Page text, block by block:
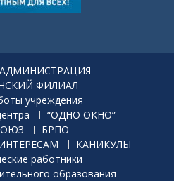
АДМИНИСТРАЦИЯ
ФИЛИАЛ
учреждения
“ОДНО ОКНО”
БРПО
КАНИКУЛЫ
работники
образования